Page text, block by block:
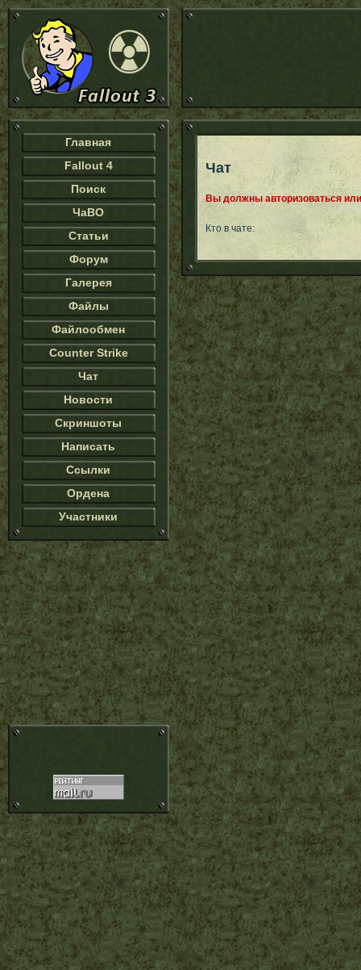
Главная
Fallout 4
Поиск
ЧаВО
Статьи
Форум
Галерея
Файлы
Файлообмен
Counter Strike
Чат
Новости
Скриншоты
Написать
Ссылки
Ордена
Участники
Чат
Вы должны авторизоваться
Кто в чате: